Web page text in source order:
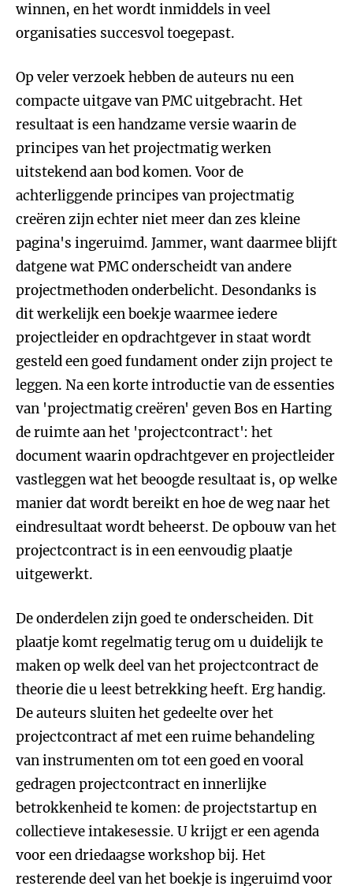
winnen, en het wordt inmiddels in veel
organisaties succesvol toegepast.
Op veler verzoek hebben de auteurs nu een
compacte uitgave van PMC uitgebracht. Het
resultaat is een handzame versie waarin de
principes van het projectmatig werken
uitstekend aan bod komen. Voor de
achterliggende principes van projectmatig
creëren zijn echter niet meer dan zes kleine
pagina's ingeruimd. Jammer, want daarmee blijft
datgene wat PMC onderscheidt van andere
projectmethoden onderbelicht. Desondanks is
dit werkelijk een boekje waarmee iedere
projectleider en opdrachtgever in staat wordt
gesteld een goed fundament onder zijn project te
leggen. Na een korte introductie van de essenties
van 'projectmatig creëren' geven Bos en Harting
de ruimte aan het 'projectcontract': het
document waarin opdrachtgever en projectleider
vastleggen wat het beoogde resultaat is, op welke
manier dat wordt bereikt en hoe de weg naar het
eindresultaat wordt beheerst. De opbouw van het
projectcontract is in een eenvoudig plaatje
uitgewerkt.
De onderdelen zijn goed te onderscheiden. Dit
plaatje komt regelmatig terug om u duidelijk te
maken op welk deel van het projectcontract de
theorie die u leest betrekking heeft. Erg handig.
De auteurs sluiten het gedeelte over het
projectcontract af met een ruime behandeling
van instrumenten om tot een goed en vooral
gedragen projectcontract en innerlijke
betrokkenheid te komen: de projectstartup en
collectieve intakesessie. U krijgt er een agenda
voor een driedaagse workshop bij. Het
resterende deel van het boekje is ingeruimd voor